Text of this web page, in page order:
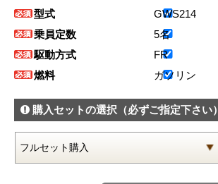
型式
GWS214
乗員定数
5名
駆動方式
FR
燃料
ガソリン
購入セットの選択 （必ずご指定下さい）